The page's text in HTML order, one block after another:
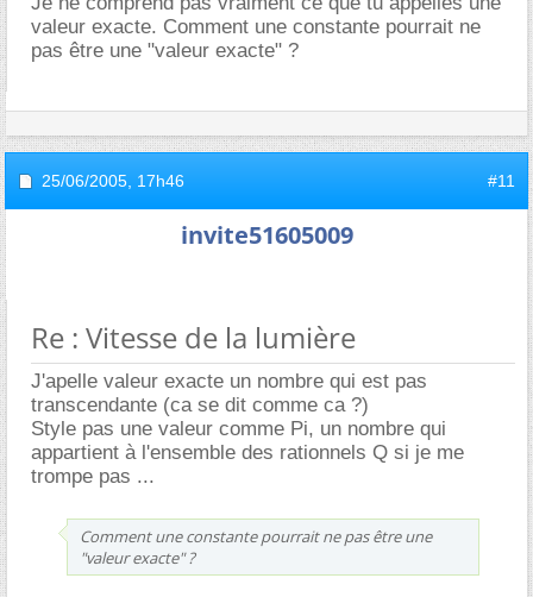
valeur exacte. Comment une constante pourrait ne
pas être une "valeur exacte" ?
25/06/2005, 17h46 #11
invite51605009
Re : Vitesse de la lumière
J'apelle valeur exacte un nombre qui est pas
transcendante (ca se dit comme ca ?)
Style pas une valeur comme Pi, un nombre qui
appartient à l'ensemble des rationnels Q si je me
trompe pas ...
Comment une constante pourrait ne pas être une
"valeur exacte" ?